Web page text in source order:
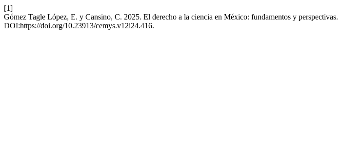
[1]
Gómez Tagle López, E. y Cansino, C. 2025. El derecho a la ciencia en México: fundamentos y perspectivas.
DOI:https://doi.org/10.23913/cemys.v12i24.416.